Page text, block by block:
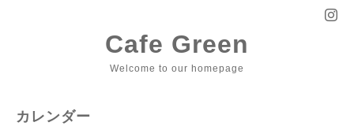
Cafe Green
Welcome to our homepage
カレンダー